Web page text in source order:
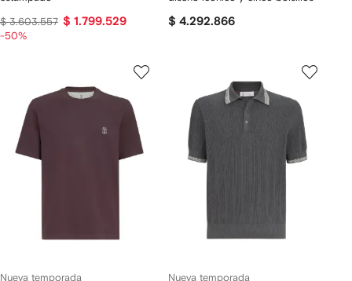
$ 3.603.557 $ 1.799.529
-50%
$ 4.292.866
Nueva temporada Nueva temporada